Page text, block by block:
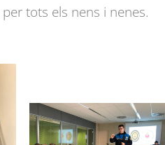
tots els nens i nenes.